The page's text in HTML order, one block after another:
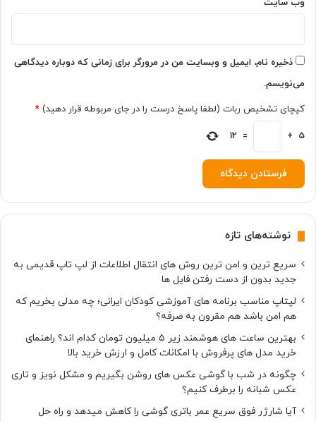
و
ا
ن
د
د
وب‌ سایت
ذخیره نام، ایمیل و وبسایت من در مرورگر برای زمانی که دوباره دیدگاهی
می‌نویسم.
کپچای تشخیص ربات (لطفا پاسخ درست را در جای مربوطه قرار دهید) *
5
+
=
12
نوشته‌های تازه
سریع ترین و امن ترین روش های انتقال اطلاعات از لپ تاپ قدیمی به
جدید بدون از دست رفتن فایل ها
لپتاپ مناسب برنامه های آموزشی کودکان ایرانی؛ چه مدلی بخریم که
هم امن باشد هم مقرون به صرفه؟
بهترین ساعت های هوشمند زیر ۵ میلیون تومان کدام اند؟ راهنمای
خرید مدل های پرفروش با امکانات کامل و ارزش خرید بالا
چگونه در شب با گوشی عکس های روشن بگیریم و مشکل نویز و تاری
عکس شبانه را برطرف کنیم؟
آیا شارژر فوق سریع عمر باتری گوشی را کاهش میدهد و راه حل